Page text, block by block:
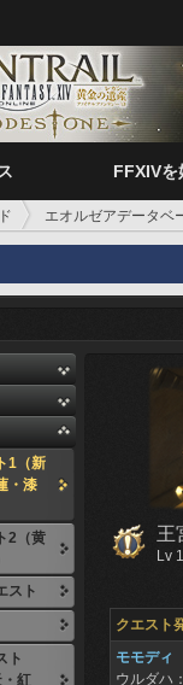
FFXIVを
エオルゼアデータベ
1（新
・漆
2（黄
スト
ト
紅
王
Lv
クエスト
モモディ
ウルダハ